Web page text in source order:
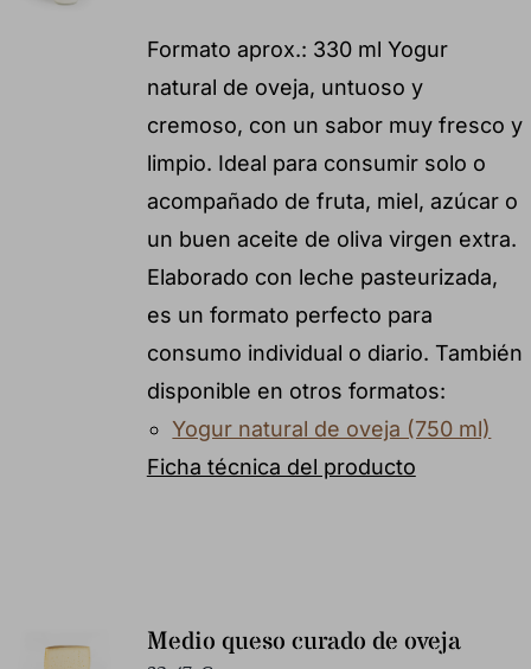
Formato aprox.: 330 ml Yogur
natural de oveja, untuoso y
cremoso, con un sabor muy fresco y
limpio. Ideal para consumir solo o
acompañado de fruta, miel, azúcar o
un buen aceite de oliva virgen extra.
Elaborado con leche pasteurizada,
es un formato perfecto para
consumo individual o diario. También
disponible en otros formatos:
Yogur natural de oveja (750 ml)
Ficha técnica del producto
Medio queso curado de oveja